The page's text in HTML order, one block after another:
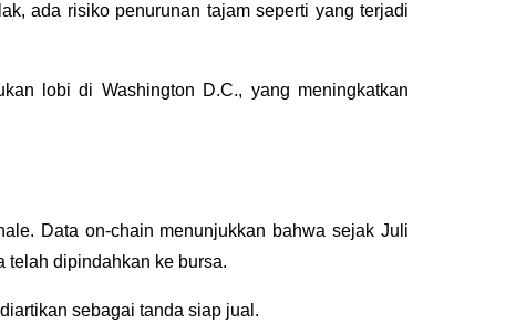
ada risiko penurunan tajam seperti yang terjadi
lobi di Washington D.C., yang meningkatkan
Data on-chain menunjukkan bahwa sejak Juli
telah dipindahkan ke bursa.
sebagai tanda siap jual.